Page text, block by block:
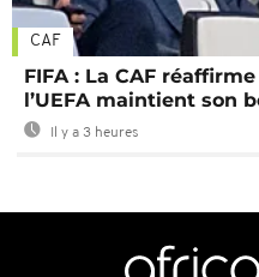
CAF
FIFA : La CAF
l’UEFA maintient son
Il y a 3 heures